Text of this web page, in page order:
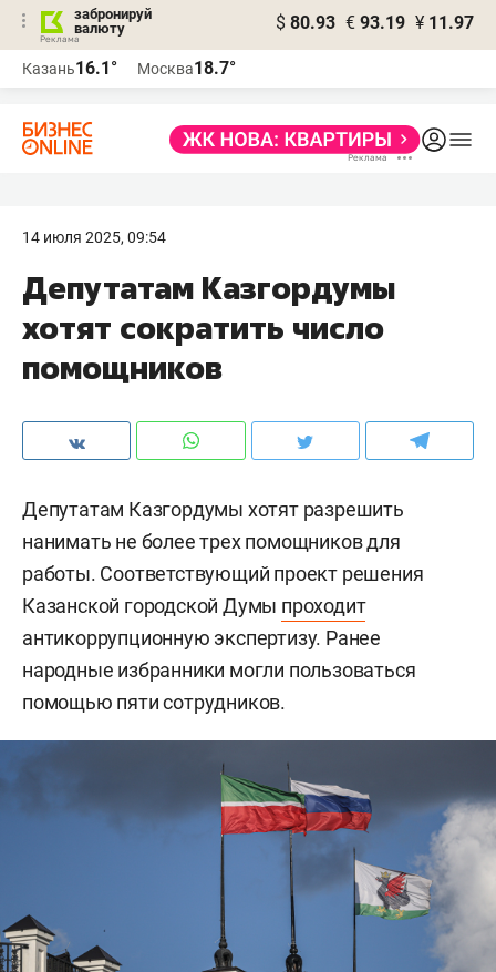
забронируй
валюту
$ 80.93 € 93.19 ¥ 11.97
Казань16.1° Москва18.7°
14 июля 2025, 09:54
Депутатам Казгордумы
хотят сократить число
помощников
Депутатам Казгордумы хотят разрешить
нанимать не более трех помощников для
работы. Соответствующий проект решения
Казанской городской Думы проходит
антикоррупционную экспертизу. Ранее
народные избранники могли пользоваться
помощью пяти сотрудников.